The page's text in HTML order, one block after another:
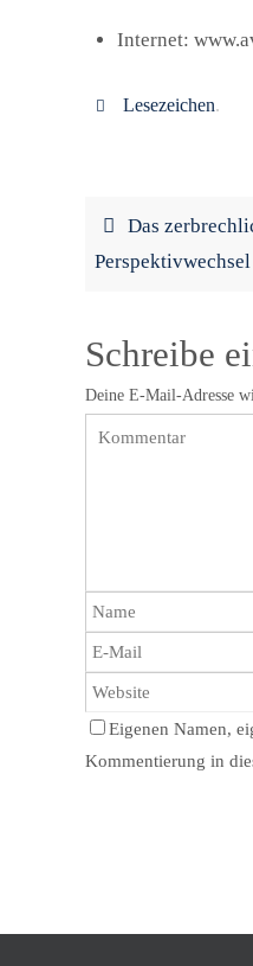
Internet:
Lesezeichen.
Das
Schreibe
Deine E-Mail-Adresse
Eigenen Namen,
Kommentierung in